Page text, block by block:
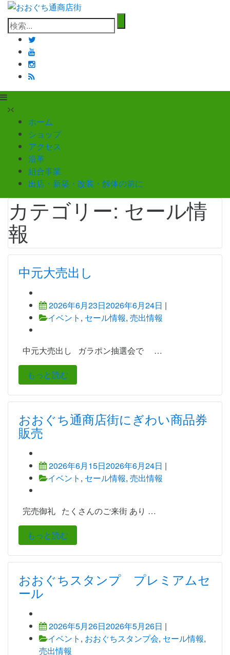
キ
ッ
検
索:
ホーム
ショップ
アクセス
沿革
組合事業
出店・新築・改装・解体の前に
カテゴリー: セール情
報
中元大売出し
2026年6月23日2026年6月24日 |
イベント , セール情報, 売出情報
中元大売出し ガラポン抽選会で …
もっと読む
おおぐち通商店街にぎわい商品券
販売
2026年6月15日2026年6月24日 |
イベント , セール情報, 売出情報
完売御礼 たくさんのご来街 あり …
もっと読む
おおぐちスタンプ プレミアムセ
ール
2026年5月26日2026年5月26日 |
イベント , おおぐちスタンプ会, セール情報,
売出情報